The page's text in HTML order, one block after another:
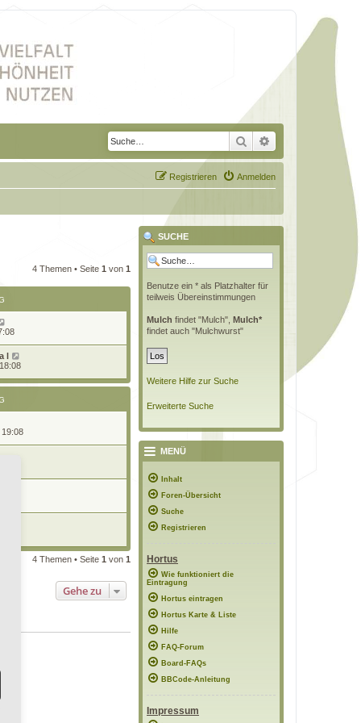
Suche Erweiterte Suche
Anmelden
Registrieren
4 Themen • Seite 1 von 1
l
4 Themen • Seite 1 von 1
Gehe zu
SUCHE
Benutze ein * als Platzhalter für
teilweis Übereinstimmungen
Mulch findet "Mulch", Mulch*
findet auch "Mulchwurst"
Weitere Hilfe zur Suche
Erweiterte Suche
MENÜ
Inhalt
Foren-Übersicht
Suche
Registrieren
Hortus
Wie funktioniert die
Eintragung
Hortus eintragen
Hortus Karte & Liste
Hilfe
FAQ-Forum
Board-FAQs
BBCode-Anleitung
Impressum